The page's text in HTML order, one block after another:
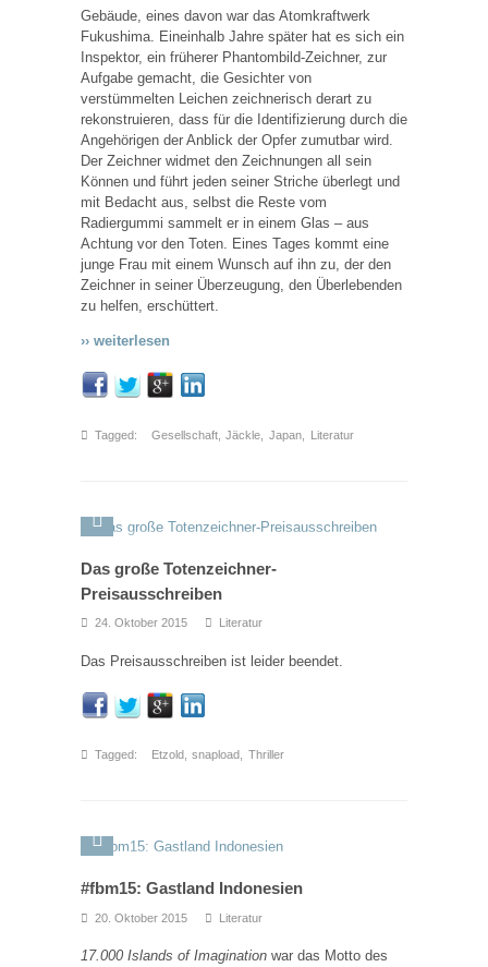
Gebäude, eines davon war das Atomkraftwerk
Fukushima. Eineinhalb Jahre später hat es sich ein
Inspektor, ein früherer Phantombild-Zeichner, zur
Aufgabe gemacht, die Gesichter von
verstümmelten Leichen zeichnerisch derart zu
rekonstruieren, dass für die Identifizierung durch die
Angehörigen der Anblick der Opfer zumutbar wird.
Der Zeichner widmet den Zeichnungen all sein
Können und führt jeden seiner Striche überlegt und
mit Bedacht aus, selbst die Reste vom
Radiergummi sammelt er in einem Glas – aus
Achtung vor den Toten. Eines Tages kommt eine
junge Frau mit einem Wunsch auf ihn zu, der den
Zeichner in seiner Überzeugung, den Überlebenden
zu helfen, erschüttert.
›› weiterlesen
Tagged: Gesellschaft, Jäckle Japan Literatur
Das große Totenzeichner-
Preisausschreiben
24. Oktober 2015 Literatur
Das Preisausschreiben ist leider beendet.
Tagged: Etzold, snapload Thriller
#fbm15: Gastland Indonesien
20. Oktober 2015 Literatur
17.000 Islands of Imagination war das Motto des